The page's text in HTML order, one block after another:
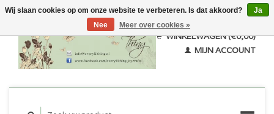
WINKELWAGEN (€0,00)
MIJN ACCOUNT
Wij slaan cookies op om onze website te verbeteren. Is dat akkoord?
Ja
Nee
Meer over cookies »